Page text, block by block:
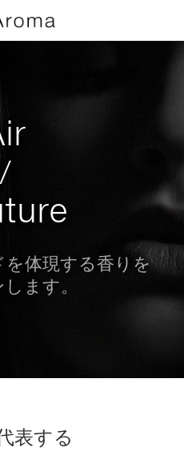
/
体現する香りを
ます。
表する